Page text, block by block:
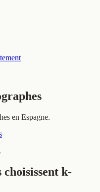
en Espagne.
k-